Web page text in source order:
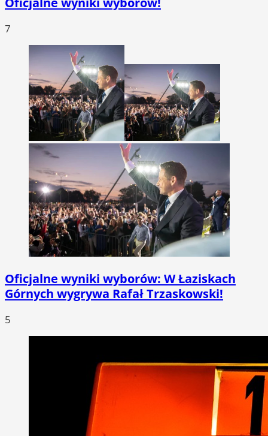
7
Oficjalne wyniki wyborów: W Łaziskach
Górnych wygrywa Rafał Trzaskowski!
5